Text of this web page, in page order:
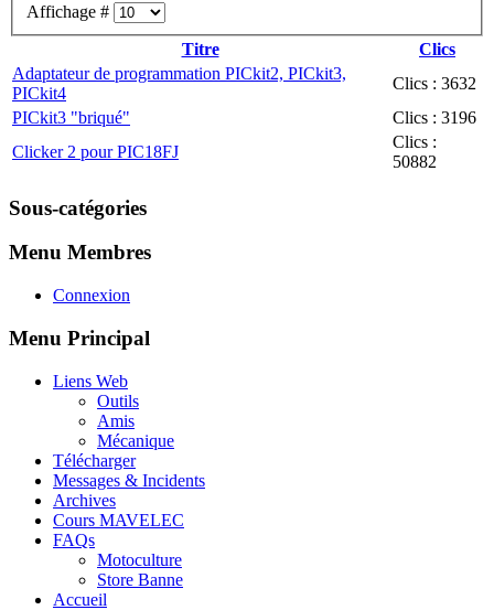
Affichage #
Titre
Clics
Adaptateur de programmation PICkit2, PICkit3,
PICkit4
Clics : 3632
PICkit3 "briqué"
Clics : 3196
Clicker 2 pour PIC18FJ
Clics :
50882
Sous-catégories
Menu Membres
Connexion
Menu Principal
Liens Web
Outils
Amis
Mécanique
Télécharger
Messages & Incidents
Archives
Cours MAVELEC
FAQs
Motoculture
Store Banne
Accueil